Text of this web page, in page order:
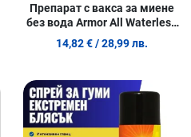
Препарат с вакса за миене
без вода Armor All Waterless
Wash & Wax (500 мл)
14,82 € / 28,99 лв.
Добави в любими
Сравни продукт